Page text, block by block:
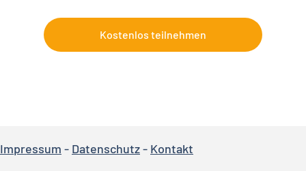
Kostenlos teilnehmen
Impressum - Datenschutz- Kontakt